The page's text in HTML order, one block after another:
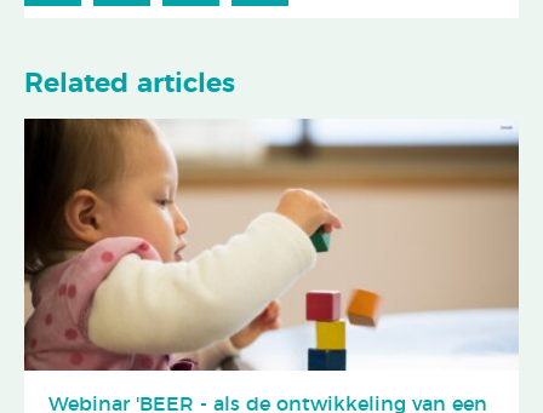
Related articles
Webinar 'BEER - als de ontwikkeling van een